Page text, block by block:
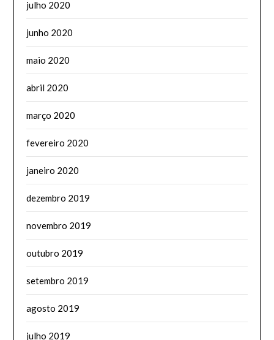
julho 2020
junho 2020
maio 2020
abril 2020
março 2020
fevereiro 2020
janeiro 2020
dezembro 2019
novembro 2019
outubro 2019
setembro 2019
agosto 2019
julho 2019